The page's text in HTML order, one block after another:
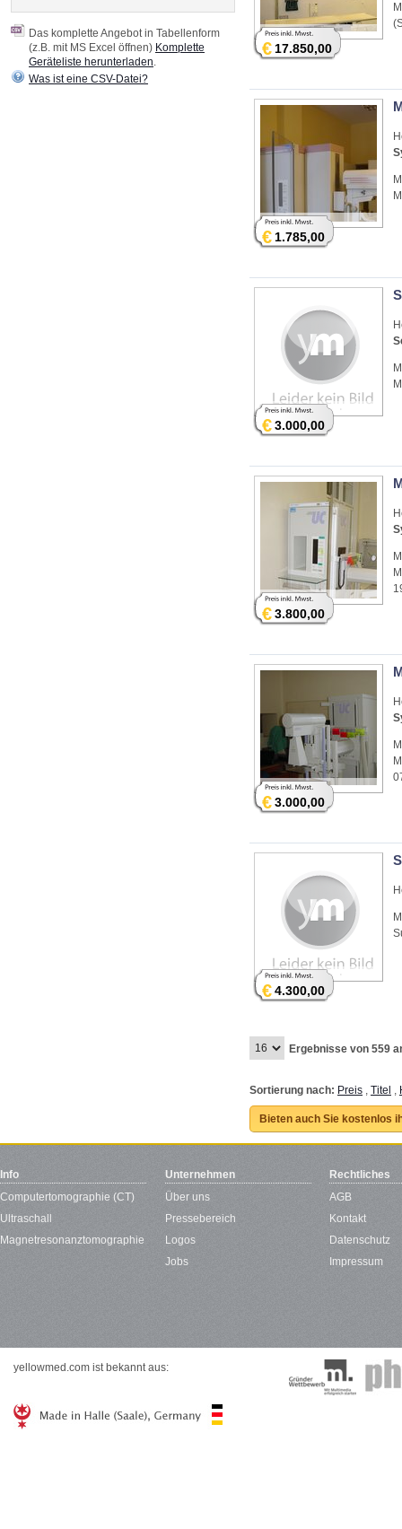
€17.850,00
€1.785,00
€3.000,00
€3.800,00
€3.000,00
€4.300,00
Ergebnisse von 559
Sortierung nach: Preis , Titel ,
Bieten auch Sie kostenlos
Das komplette Angebot in Tabellenform
(z.B. mit MS Excel öffnen) Komplette
Geräteliste herunterladen.
Was ist eine CSV-Datei?
Info
Computertomographie (CT)
Ultraschall
Magnetresonanztomographie
Unternehmen
Über uns
Pressebereich
Logos
Jobs
Rechtliches
AGB
Kontakt
Datenschutz
Impressum
yellowmed.com ist bekannt aus: